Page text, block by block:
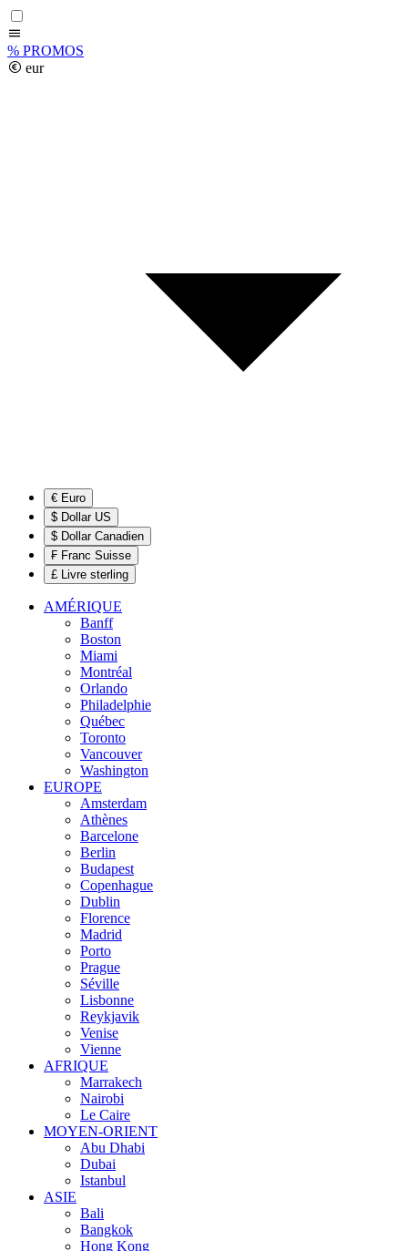
% PROMOS
eur
€ Euro
$ Dollar US
$ Dollar Canadien
₣ Franc Suisse
£ Livre sterling
AMÉRIQUE
Banff
Boston
Miami
Montréal
Orlando
Philadelphie
Québec
Toronto
Vancouver
Washington
EUROPE
Amsterdam
Athènes
Barcelone
Berlin
Budapest
Copenhague
Dublin
Florence
Madrid
Porto
Prague
Séville
Lisbonne
Reykjavik
Venise
Vienne
AFRIQUE
Marrakech
Nairobi
Le Caire
MOYEN-ORIENT
Abu Dhabi
Dubai
Istanbul
ASIE
Bali
Bangkok
Hong Kong